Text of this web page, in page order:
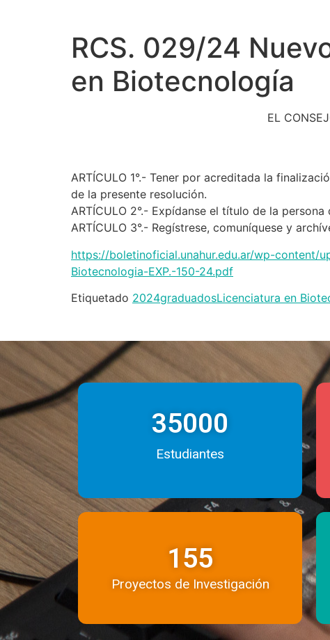
RCS. 029/24
en Biotecnología
EL
ARTÍCULO 1°.- Tener por acreditada la
de la presente resolución.
ARTÍCULO 2°.- Expídanse el título de la
ARTÍCULO 3°.- Regístrese, comuníquese y
https://boletinoficial.unahur.edu.ar/wp-content/
Biotecnologia-EXP.-150-24.pdf
Etiquetado 2024graduadosLicenciatura en
35000
Estudiantes
155
Proyectos de Investigación